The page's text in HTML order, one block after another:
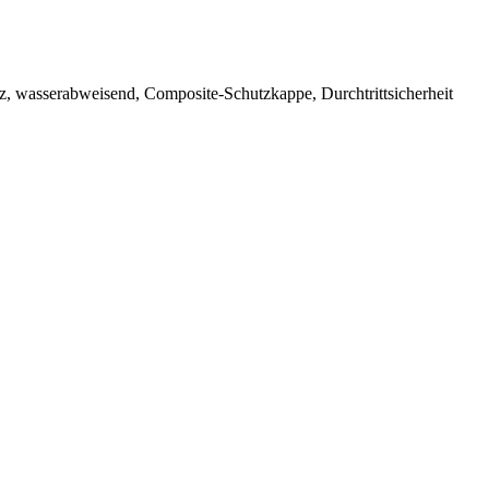
Composite-Schutzkappe, Durchtrittsicherheit